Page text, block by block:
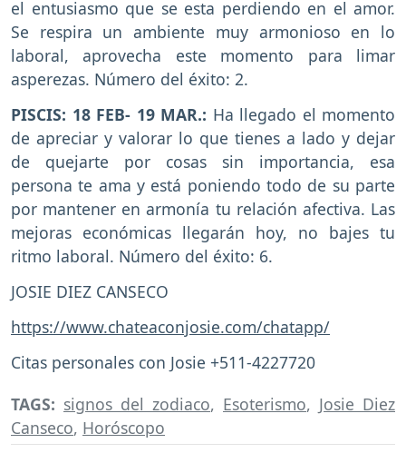
el entusiasmo que se esta perdiendo en el amor.
Se respira un ambiente muy armonioso en lo
laboral, aprovecha este momento para limar
asperezas. Número del éxito: 2.
PISCIS: 18 FEB- 19 MAR.: Ha llegado el momento
de apreciar y valorar lo que tienes a lado y dejar
de quejarte por cosas sin importancia, esa
persona te ama y está poniendo todo de su parte
por mantener en armonía tu relación afectiva. Las
mejoras económicas llegarán hoy, no bajes tu
ritmo laboral. Número del éxito: 6.
JOSIE DIEZ CANSECO
https://www.chateaconjosie.com/chatapp/
Citas personales con Josie +511-4227720
TAGS: signos del zodiaco, Esoterismo, Josie Diez
Canseco, Horóscopo